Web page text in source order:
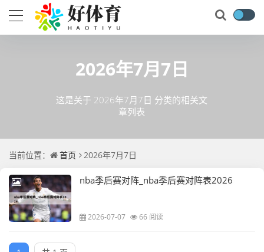
2026年7月7日
这是关于 2026年7月7日 分类的相关文
章列表
当前位置： 首页 2026年7月7日
nba季后赛对阵_nba季后赛对阵表2026
2026-07-07 66 阅读